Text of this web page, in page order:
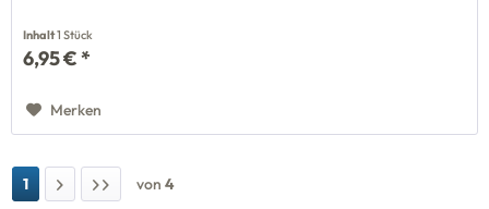
Inhalt1 Stück
6,95 € *
Merken
1 von 4